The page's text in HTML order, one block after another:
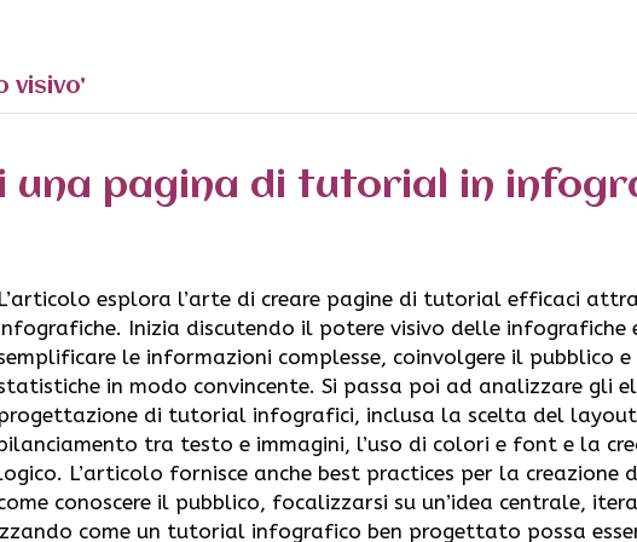
una pagina di tutorial in
L’articolo esplora l’arte di creare pagine di tutorial efficaci
Inizia discutendo il potere visivo delle
le informazioni complesse, coinvolgere il pubblico
in modo convincente. Si passa poi ad analizzare gli
di tutorial infografici, inclusa la scelta del
tra testo e immagini, l’uso di colori e font e la
L’articolo fornisce anche best practices per la
conoscere il pubblico, focalizzarsi su un’idea centrale,
come un tutorial infografico ben progettato possa